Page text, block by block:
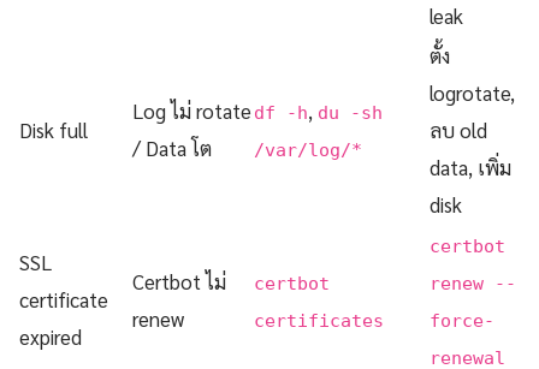
leak
Disk full
Log ไม่ rotate
/ Data โต
df -h, du -sh
/var/log/*
ตั้ง
logrotate,
ลบ old
data, เพิ่ม
disk
SSL
certificate
expired
Certbot ไม่
renew
certbot
certificates
certbot
renew --
force-
renewal